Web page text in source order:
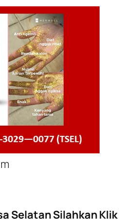
Selatan Silahkan Klik